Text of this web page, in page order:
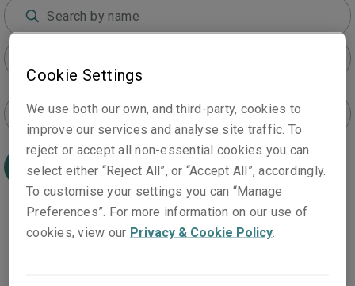
All locations
Zoeken op
Cookie Settings
We use both our own, and third-party, cookies to
improve our services and analyse site traffic. To
reject or accept all non-essential cookies you can
select either “Reject All”, or “Accept All”, accordingly.
To customise your settings you can “Manage
Preferences”. For more information on our use of
cookies, view our Privacy & Cookie Policy.